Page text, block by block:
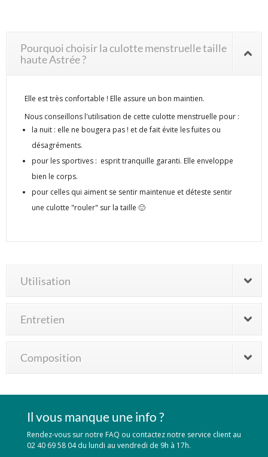
Pourquoi choisir la culotte menstruelle taille
haute Astrée ?
Elle est très confortable ! Elle assure un bon maintien.
Nous conseillons l'utilisation de cette culotte menstruelle pour :
la nuit : elle ne bougera pas ! et de fait évite les fuites ou
désagréments.
pour les sportives : esprit tranquille garanti. Elle enveloppe
bien le corps.
pour celles qui aiment se sentir maintenue et déteste sentir
une culotte "rouler" sur la taille 🙂
Utilisation
Entretien
Composition
Il vous manque une info ?
Rendez-vous sur notre FAQ ou contactez notre service client au
02 40 69 58 04 du lundi au vendredi de 9h à 17h.